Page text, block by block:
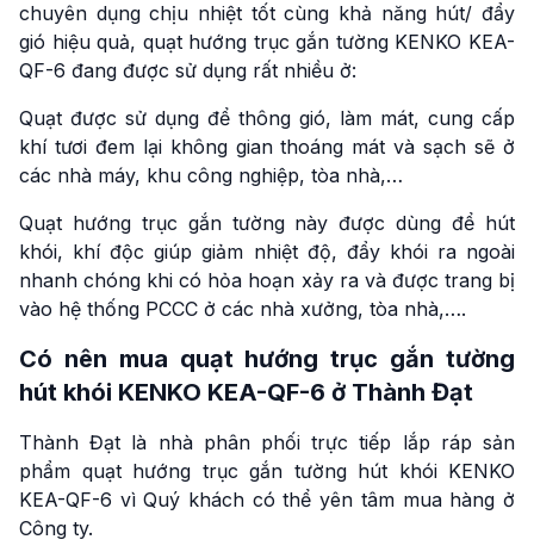
chuyên dụng chịu nhiệt tốt cùng khả năng hút/ đẩy
gió hiệu quả, quạt hướng trục gắn tường KENKO KEA-
QF-6 đang được sử dụng rất nhiều ở:
Quạt được sử dụng để thông gió, làm mát, cung cấp
khí tươi đem lại không gian thoáng mát và sạch sẽ ở
các nhà máy, khu công nghiệp, tòa nhà,…
Quạt hướng trục gắn tường này được dùng để hút
khói, khí độc giúp giảm nhiệt độ, đẩy khói ra ngoài
nhanh chóng khi có hỏa hoạn xảy ra và được trang bị
vào hệ thống PCCC ở các nhà xưởng, tòa nhà,….
Có nên mua quạt hướng trục gắn tường
hút khói KENKO KEA-QF-6 ở Thành Đạt
Thành Đạt là nhà phân phối trực tiếp lắp ráp sản
phẩm quạt hướng trục gắn tường hút khói KENKO
KEA-QF-6 vì Quý khách có thể yên tâm mua hàng ở
Công ty.